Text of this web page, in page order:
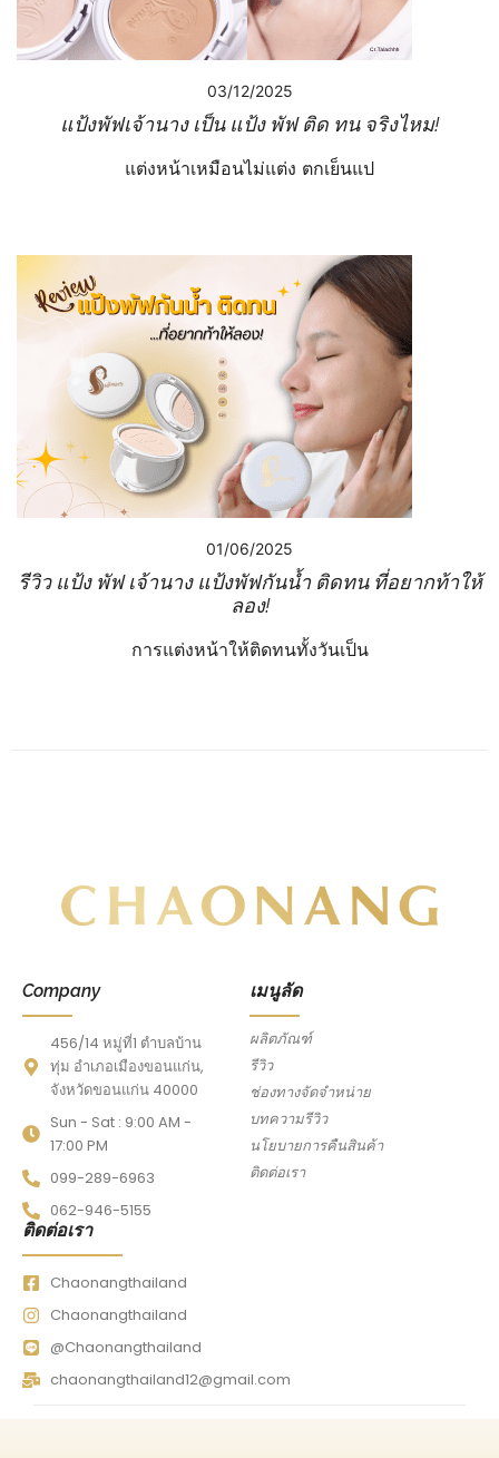
03/12/2025
แป้งพัฟเจ้านาง เป็น แป้ง พัฟ ติด ทน จริงไหม!
แต่งหน้าเหมือนไม่แต่ง ตกเย็นแป
01/06/2025
รีวิว แป้ง พัฟ เจ้านาง แป้งพัฟกันน้ำ ติดทน ที่อยากท้าให้
ลอง!
การแต่งหน้าให้ติดทนทั้งวันเป็น
Company
456/14 หมู่ที่1 ตำบลบ้าน
ทุ่ม อำเภอเมืองขอนแก่น,
จังหวัดขอนแก่น 40000
Sun - Sat : 9:00 AM -
17:00 PM
099-289-6963
062-946-5155
เมนูลัด
ผลิตภัณฑ์
รีวิว
ช่องทางจัดจำหน่าย
บทความรีวิว
นโยบายการคืนสินค้า
ติดต่อเรา
ติดต่อเรา
Chaonangthailand
Chaonangthailand
@Chaonangthailand
chaonangthailand12@gmail.com